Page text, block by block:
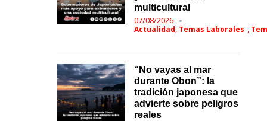
multicultural
07/08/2026
Actualidad, Temas Laborales ,
“No vayas al mar
durante Obon”: la
tradición japonesa que
advierte sobre peligros
reales